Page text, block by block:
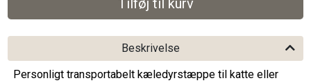
Beskrivelse
Personligt transportabelt kæledyrstæppe til katte eller